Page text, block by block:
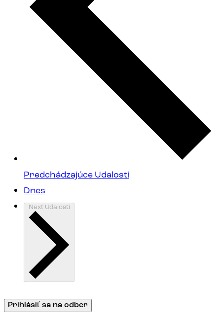
Predchádzajúce Udalosti
Dnes
Next Udalosti
Prihlásiť sa na odber